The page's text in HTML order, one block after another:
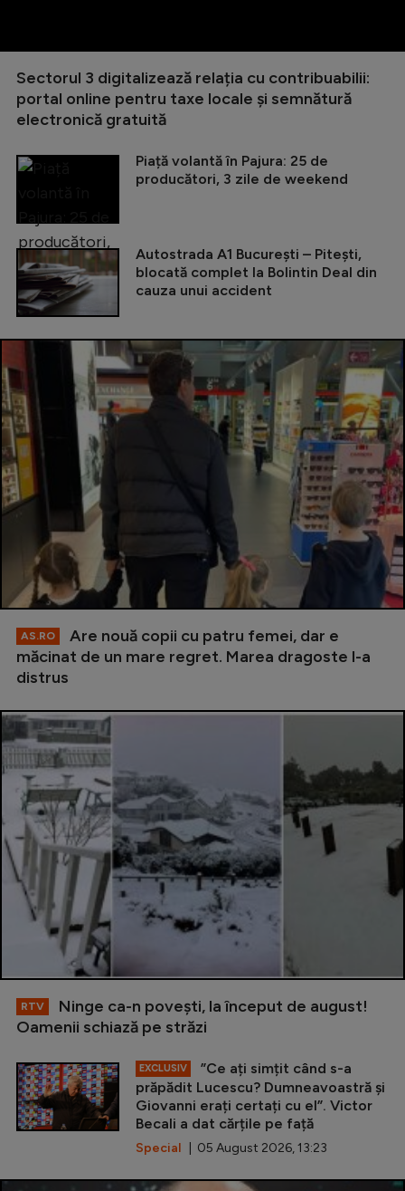
Sectorul 3 digitalizează relația cu contribuabilii:
portal online pentru taxe locale și semnătură
electronică gratuită
Piață volantă în Pajura: 25 de
producători, 3 zile de weekend
Autostrada A1 București – Pitești,
blocată complet la Bolintin Deal din
cauza unui accident
AS.RO
Are nouă copii cu patru femei, dar e
măcinat de un mare regret. Marea dragoste l-a
distrus
RTV
Ninge ca-n povești, la început de august!
Oamenii schiază pe străzi
EXCLUSIV
”Ce ați simțit când s-a
prăpădit Lucescu? Dumneavoastră și
Giovanni erați certați cu el”. Victor
Becali a dat cărțile pe față
Special | 05 August 2026, 13:23